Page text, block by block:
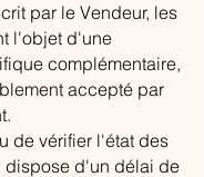
par le Vendeur, les
l'objet d'une
complémentaire,
accepté par
de vérifier l'état des
dispose d'un délai de